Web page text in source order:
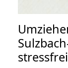
stressfrei